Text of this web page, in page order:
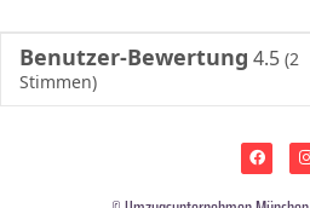
Benutzer-Bewertung 4.5 (2
Stimmen)